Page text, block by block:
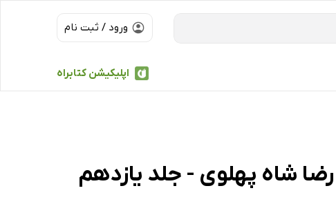
ورود / ثبت نام
اپلیکیشن کتابراه
شاه پهلوی - جلد یازدهم